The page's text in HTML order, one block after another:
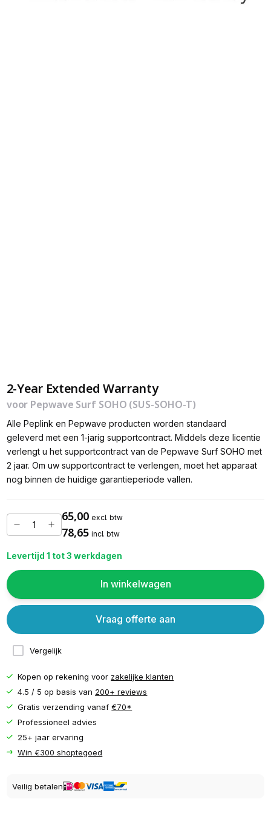
2-Year Extended Warranty
voor Pepwave Surf SOHO (SUS-SOHO-T)
Alle Peplink en Pepwave producten worden standaard
geleverd met een 1-jarig supportcontract. Middels deze licentie
verlengt u het supportcontract van de Pepwave Surf SOHO met
2 jaar. Om uw supportcontract te verlengen, moet het apparaat
nog binnen de huidige garantieperiode vallen.
65,00 excl. btw
78,65 incl. btw
Levertijd 1 tot 3 werkdagen
In winkelwagen
Vergelijk
Vraag offerte aan
Kopen op rekening voor zakelijke klanten
4.5 / 5 op basis van 200+ reviews
Gratis verzending vanaf€70*
Professioneel advies
25+ jaar ervaring
Win €300 shoptegoed
Veilig betalen